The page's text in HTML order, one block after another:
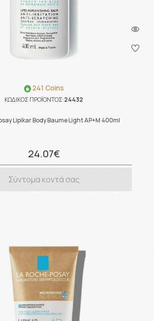
241 Coins
ΚΩΔΙΚΟΣ ΠΡΟΪΟΝΤΟΣ:24432
Lipikar Body Baume Light AP+M 400ml
24.07€
Σύντομα κοντά σας